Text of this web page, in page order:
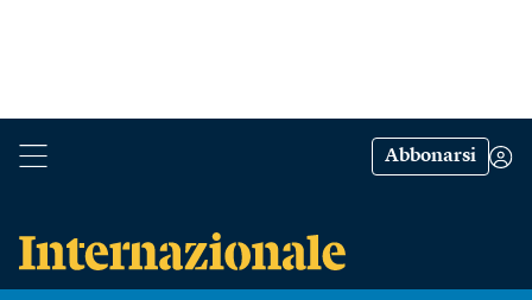
Abbonarsi